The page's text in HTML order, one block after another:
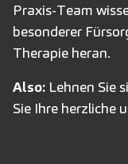
Praxis-Team
besonderer
Therapie heran.
Also: Lehnen Sie
Sie Ihre herzliche